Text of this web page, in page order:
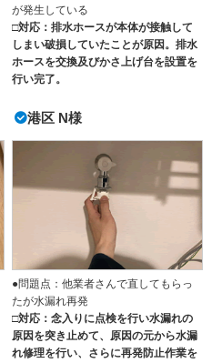
が発生している
□対応：排水ホースが本体が接触して
しまい破損していたことが原因。排水
ホースを交換及びかさ上げ台を設置を
行い完了。
港区 N様
●問題点：他業者さんで直してもらっ
たが水漏れ再発
□対応：念入りに点検を行い水漏れの
原因を突き止めて、原因の元から水漏
れ修理を行い、さらに再発防止作業を